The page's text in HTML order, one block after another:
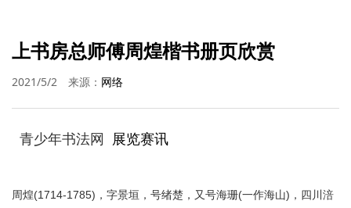
上书房总师傅周煌楷书册页欣赏
2021/5/2 来源： 网络
青少年书法网 展览赛讯
周煌(1714-1785)，字景垣，号绪楚，又号海珊(一作海山)，四川涪